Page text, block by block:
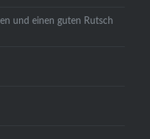
und einen guten Rutsch